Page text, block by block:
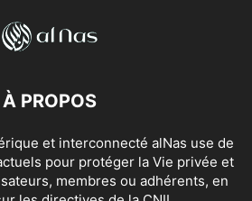
À PROPOS
et interconnecté alNas use de
pour protéger la Vie privée et
membres ou adhérents, en